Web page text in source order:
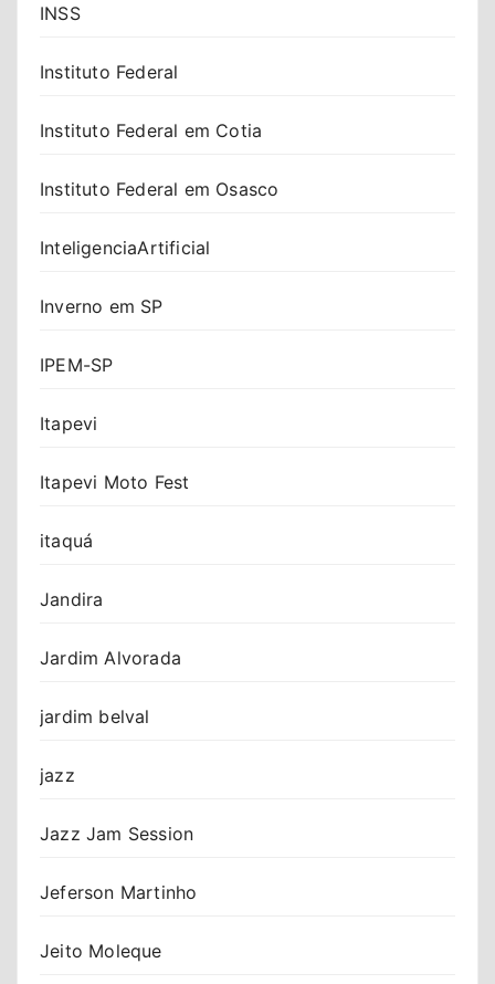
INSS
Instituto Federal
Instituto Federal em Cotia
Instituto Federal em Osasco
InteligenciaArtificial
Inverno em SP
IPEM-SP
Itapevi
Itapevi Moto Fest
itaquá
Jandira
Jardim Alvorada
jardim belval
jazz
Jazz Jam Session
Jeferson Martinho
Jeito Moleque